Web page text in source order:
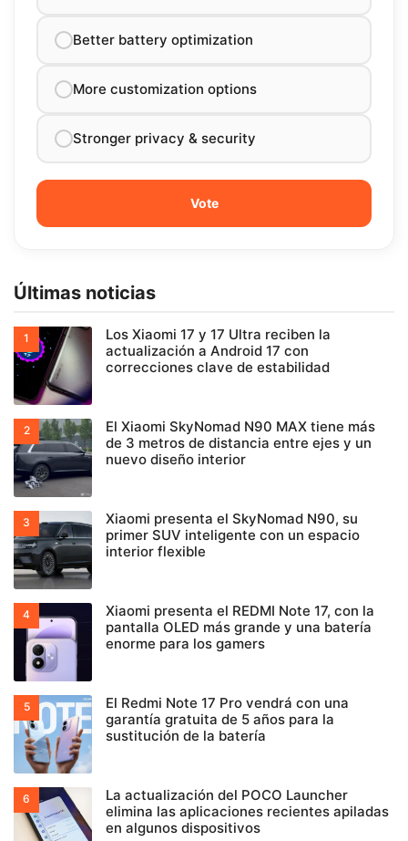
Better battery optimization
More customization options
Stronger privacy & security
Últimas noticias
Los Xiaomi 17 y 17 Ultra reciben la
actualización a Android 17 con
correcciones clave de estabilidad
El Xiaomi SkyNomad N90 MAX tiene más
de 3 metros de distancia entre ejes y un
nuevo diseño interior
Xiaomi presenta el SkyNomad N90, su
primer SUV inteligente con un espacio
interior flexible
Xiaomi presenta el REDMI Note 17, con la
pantalla OLED más grande y una batería
enorme para los gamers
El Redmi Note 17 Pro vendrá con una
garantía gratuita de 5 años para la
sustitución de la batería
La actualización del POCO Launcher
elimina las aplicaciones recientes apiladas
en algunos dispositivos